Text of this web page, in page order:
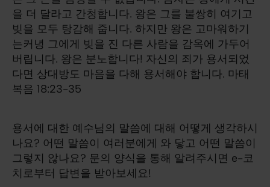
을 더 달라고 간청합니다. 왕은 그를 불쌍히 여기고
빚을 모두 탕감해 줍니다. 하지만 왕은 고마워하기
는커녕 그에게 빚을 진 다른 사람을 감옥에 가두어
버립니다. 왕은 분노합니다! 자신의 죄가 용서되었
다면 상대방도 마음을 다해 용서해야 합니다. 마태
복음 18:23-35
용서에 대한 예수님의 말씀에 대해 어떻게 생각하시
나요? 어떤 말씀이 여러분에게 와 닿고 어떤 말씀이
그렇지 않나요? 문의 양식을 통해 알려주시면 e-코
치로부터 답변을 받아보세요!